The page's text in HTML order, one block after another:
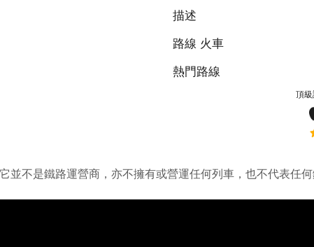
描述
路線 火車
熱門路線
頂級
並不是鐵路運營商，亦不擁有或營運任何列車，也不代表任